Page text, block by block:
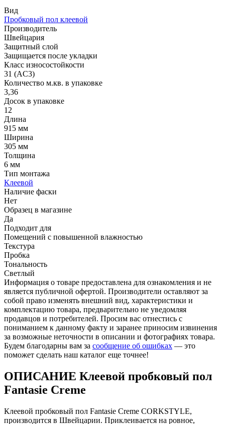
Вид
Пробковый пол клеевой
Производитель
Швейцария
Защитный слой
Защищается после укладки
Класс износостойкости
31 (AC3)
Количество м.кв. в упаковке
3,36
Досок в упаковке
12
Длина
915 мм
Ширина
305 мм
Толщина
6 мм
Тип монтажа
Клеевой
Наличие фаски
Нет
Образец в магазине
Да
Подходит для
Помещений с повышенной влажностью
Текстура
Пробка
Тональность
Светлый
Информация о товаре предоставлена для ознакомления и не
является публичной офертой. Производители оставляют за
собой право изменять внешний вид, характеристики и
комплектацию товара, предварительно не уведомляя
продавцов и потребителей. Просим вас отнестись с
пониманием к данному факту и заранее приносим извинения
за возможные неточности в описании и фотографиях товара.
Будем благодарны вам за сообщение об ошибках — это
поможет сделать наш каталог еще точнее!
ОПИСАНИЕ Клеевой пробковый пол
Fantasie Creme
Клеевой пробковый пол Fantasie Creme CORKSTYLE,
производится в Швейцарии. Приклеивается на ровное,